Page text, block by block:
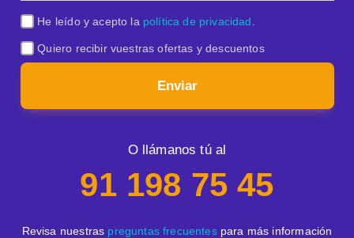
He leído y acepto la política de privacidad.
Quiero recibir vuestras ofertas y descuentos
Enviar
O llámanos tú al
91 198 75 45
Revisa nuestras preguntas frecuentespara más información